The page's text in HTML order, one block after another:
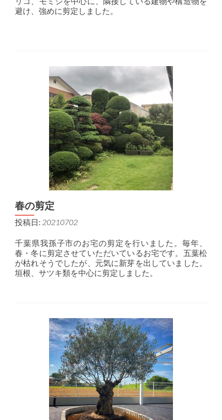
避け、強めに剪定しました。
春の剪定
投稿日: 20210702
千葉県我孫子市のお宅の剪定を行いました。毎年、
春・冬に剪定させていただいているお宅です。五葉松
が枯れそうでしたが、元気に新芽を出していました。
垣根、サツキ類を中心に剪定しました。